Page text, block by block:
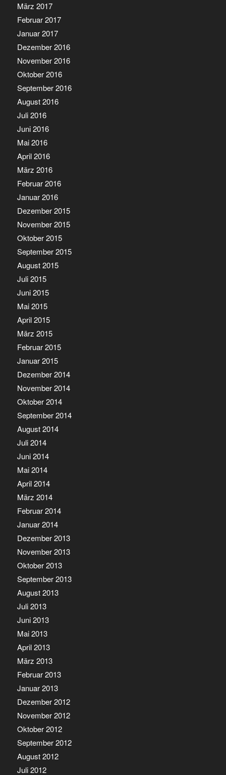
März 2017
Februar 2017
Januar 2017
Dezember 2016
November 2016
Oktober 2016
September 2016
August 2016
Juli 2016
Juni 2016
Mai 2016
April 2016
März 2016
Februar 2016
Januar 2016
Dezember 2015
November 2015
Oktober 2015
September 2015
August 2015
Juli 2015
Juni 2015
Mai 2015
April 2015
März 2015
Februar 2015
Januar 2015
Dezember 2014
November 2014
Oktober 2014
September 2014
August 2014
Juli 2014
Juni 2014
Mai 2014
April 2014
März 2014
Februar 2014
Januar 2014
Dezember 2013
November 2013
Oktober 2013
September 2013
August 2013
Juli 2013
Juni 2013
Mai 2013
April 2013
März 2013
Februar 2013
Januar 2013
Dezember 2012
November 2012
Oktober 2012
September 2012
August 2012
Juli 2012